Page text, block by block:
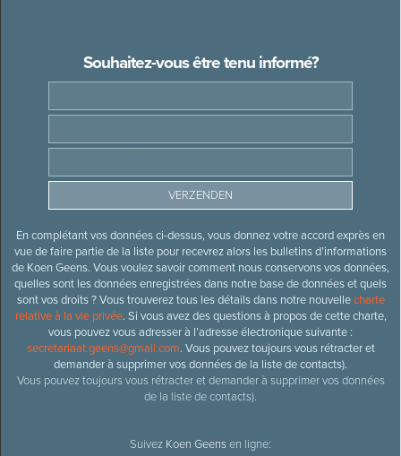
Souhaitez-vous être tenu informé?
En complétant vos données ci-dessus, vous donnez votre accord exprès en
vue de faire partie de la liste pour recevrez alors les bulletins d’informations
de Koen Geens. Vous voulez savoir comment nous conservons vos données,
quelles sont les données enregistrées dans notre base de données et quels
sont vos droits ? Vous trouverez tous les détails dans notre nouvellecharte
relative à la vie privée. Si vous avez des questions à propos de cette charte,
vous pouvez vous adresser à l’adresse électronique suivante :
secretariaat.geens@gmail.com. Vous pouvez toujours vous rétracter et
demander à supprimer vos données de la liste de contacts).
Vous pouvez toujours vous rétracter et demander à supprimer vos données
de la liste de contacts).
Suivez Koen Geensen ligne: